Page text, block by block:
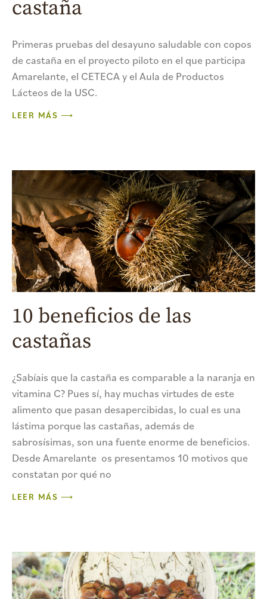
castaña
Primeras pruebas del desayuno saludable con copos
de castaña en el proyecto piloto en el que participa
Amarelante, el CETECA y el Aula de Productos
Lácteos de la USC.
LEER MÁS ⟶
10 beneficios de las
castañas
¿Sabíais que la castaña es comparable a la naranja en
vitamina C? Pues sí, hay muchas virtudes de este
alimento que pasan desapercibidas, lo cual es una
lástima porque las castañas, además de
sabrosísimas, son una fuente enorme de beneficios.
Desde Amarelante os presentamos 10 motivos que
constatan por qué no
LEER MÁS ⟶